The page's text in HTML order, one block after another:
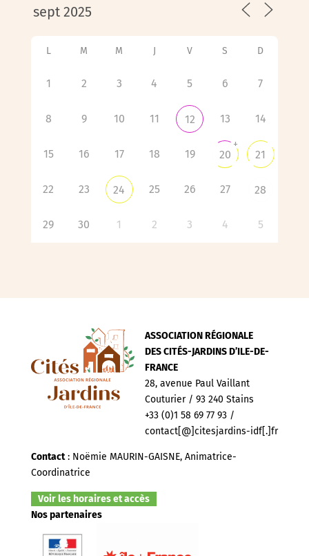
L M M J V S D
1 2 3 4 5 6 7
8 9 10 11 12 13 14
15 16 17 18 19 20
+
21
22 23 24 25 26 27 28
29 30 1 2 3 4 5
ASSOCIATION RÉGIONALE
DES CITÉS-JARDINS D’ILE-DE-
FRANCE
28, avenue Paul Vaillant
Couturier / 93 240 Stains
+33 (0)1 58 69 77 93 /
contact[@]citesjardins-idf[.]fr
Contact: Noëmie MAURIN-GAISNE, Animatrice-
Coordinatrice
Voir les horaires et accès
Nos partenaires